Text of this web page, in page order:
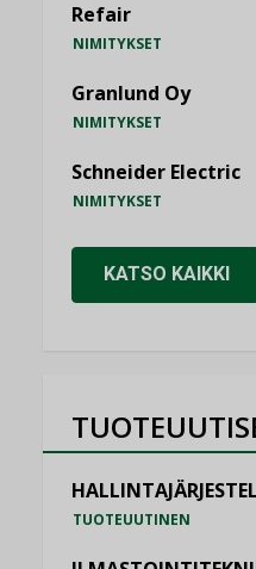
Refair
NIMITYKSET
Granlund Oy
NIMITYKSET
Schneider Electric
NIMITYKSET
KATSO KAIKKI
TUOTEUUTINEN